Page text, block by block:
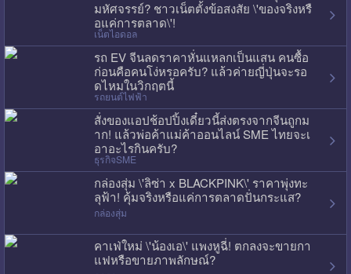
มหัศจรรย์? ชาวเน็ตตั้งข้อสงสัย \'ของจริงหรื
อแค่การตลาด\'!
เน็ตไอดอล
รถ EV จีนลดราคาหั่นแหลกเป็นแสน คนซื้อ
ก่อนคือคนโง่หรอครับ? แล้วค่ายญี่ปุ่นจะรอ
ดไหมในวิกฤตนี้
รถยนต์ไฟฟ้า
สั่งของแอปช้อปปิ้งเดี๋ยวนี้ส่งตรงจากจีนถูกม
าก! แล้วพ่อค้าแม่ค้าออนไลน์ SME ไทยจะเ
อาอะไรกินครับ?
ธุรกิจSME
กล่องสุ่ม \'ลิซ่า x BLACKPINK\' ราคาพุ่งทะ
ลุฟ้า! คุ้มจริงหรือแค่การตลาดปั่นกระแส?
กล่องสุ่ม
คาเฟ่ใหม่ \'น้องเอ\' แพงหูฉี่! ตกลงจะขายกา
แฟหรือขายภาพลักษณ์?